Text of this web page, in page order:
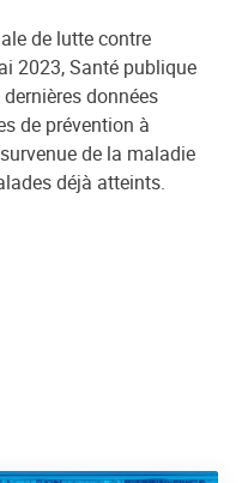
de lutte contre
2023, Santé publique
données
de prévention à
de la maladie
déjà atteints.